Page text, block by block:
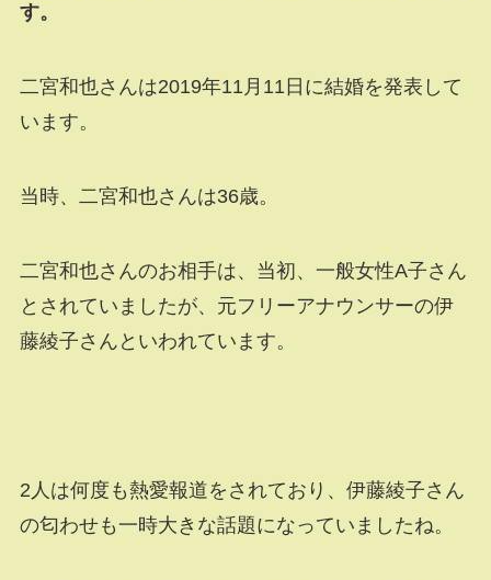
す。
二宮和也さんは2019年11月11日に結婚を発表して
います。
当時、二宮和也さんは36歳。
二宮和也さんのお相手は、当初、一般女性A子さん
とされていましたが、元フリーアナウンサーの伊
藤綾子さんといわれています。
2人は何度も熱愛報道をされており、伊藤綾子さん
の匂わせも一時大きな話題になっていましたね。